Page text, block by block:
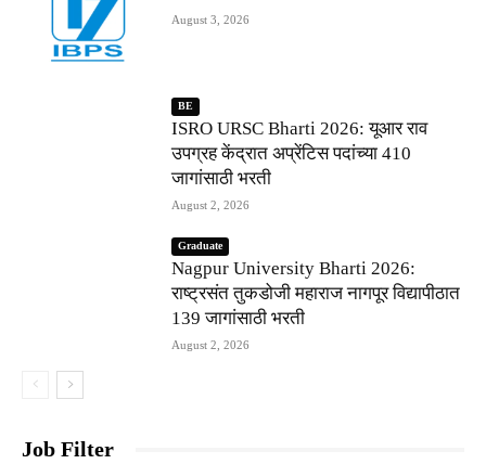
August 3, 2026
BE
ISRO URSC Bharti 2026: यूआर राव
उपग्रह केंद्रात अप्रेंटिस पदांच्या 410
जागांसाठी भरती
August 2, 2026
Graduate
Nagpur University Bharti 2026:
राष्ट्रसंत तुकडोजी महाराज नागपूर विद्यापीठात
139 जागांसाठी भरती
August 2, 2026
Job Filter